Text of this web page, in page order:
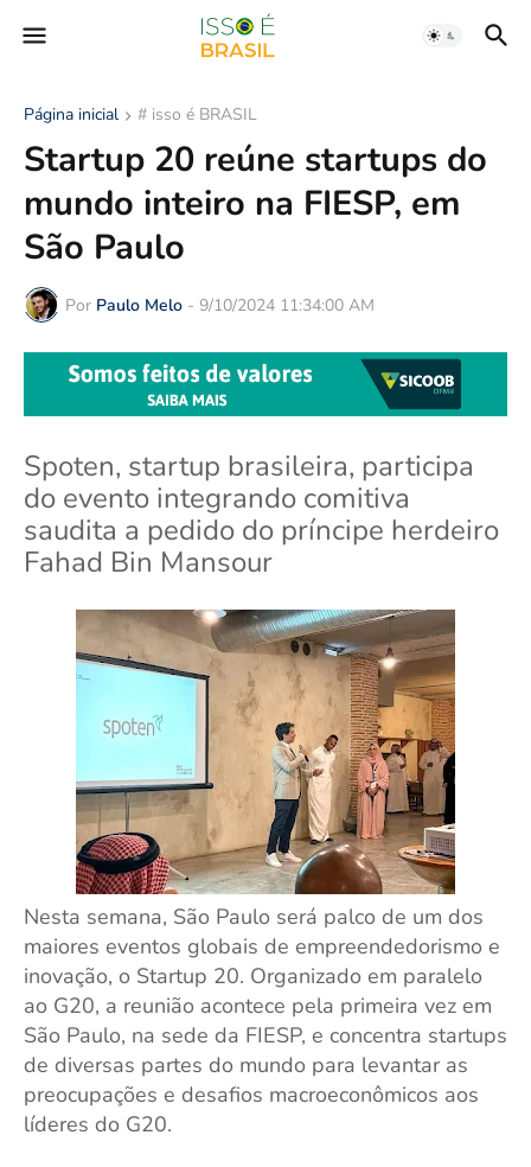
Página inicial # isso é BRASIL
Startup 20 reúne startups do
mundo inteiro na FIESP, em
São Paulo
Por Paulo Melo - 9/10/2024 11:34:00 AM
Spoten, startup brasileira, participa
do evento integrando comitiva
saudita a pedido do príncipe herdeiro
Fahad Bin Mansour
Nesta semana, São Paulo será palco de um dos
maiores eventos globais de empreendedorismo e
inovação, o Startup 20. Organizado em paralelo
ao G20, a reunião acontece pela primeira vez em
São Paulo, na sede da FIESP, e concentra startups
de diversas partes do mundo para levantar as
preocupações e desafios macroeconômicos aos
líderes do G20.